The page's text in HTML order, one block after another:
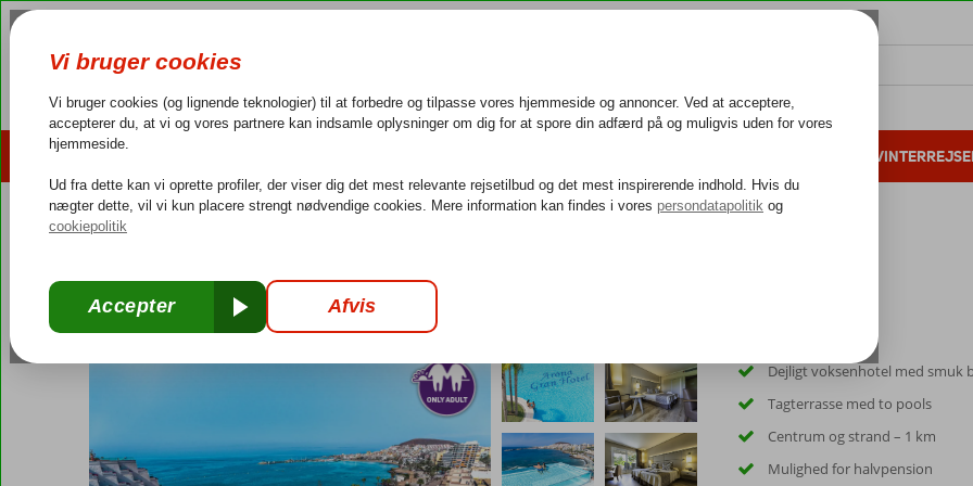
4,3/5 på Trustpilot Dansk guideservice 40.000 danske gæster i 2025 25 års erfaring
Arona Gran Hotel & Spa
Morgenmad -Hotel
Dejligt voksenhotel med smuk
Tagterrasse med to pools
Centrum og strand – 1 km
Mulighed for halvpension